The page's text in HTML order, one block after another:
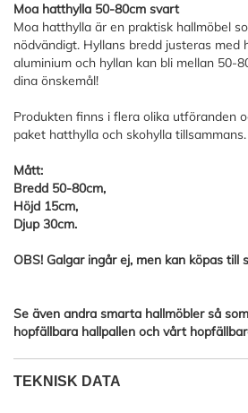
Moa hatthylla 50-80cm svart
Moa hatthylla är en praktisk hallmöbel
nödvändigt. Hyllans bredd justeras med
aluminium och hyllan kan bli mellan 50-
dina önskemål!
Produkten finns i flera olika utföranden
paket hatthylla och skohylla tillsammans.
Mått:
Bredd 50-80cm,
Höjd 15cm,
Djup 30cm.
OBS! Galgar ingår ej, men kan köpas till
Se även andra smarta hallmöbler så
hopfällbara hallpallen och vårt
TEKNISK DATA